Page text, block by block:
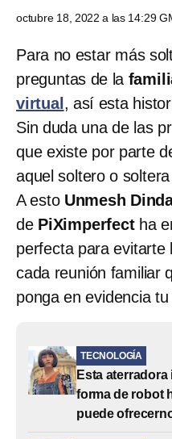
octubre 18, 2022 a las 14:29
Para no estar más
preguntas de la
virtual , así esta
Sin duda una de las
que existe por parte
aquel soltero o
A estoUnmesh
dePiXimperfectha
perfecta para evitarte
cada reunión familiar
ponga en evidencia
TECNOLOGÍA
Esta
forma de robot
puede